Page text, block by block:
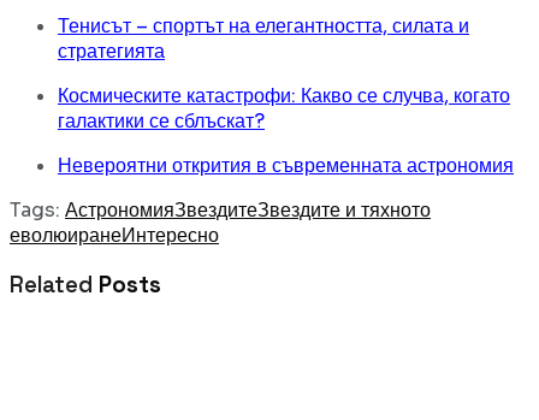
Тенисът – спортът на елегантността, силата и
стратегията
Космическите катастрофи: Какво се случва, когато
галактики се сблъскат?
Невероятни открития в съвременната астрономия
Tags: АстрономияЗвездитеЗвездите и тяхното
еволюиранеИнтересно
Related Posts